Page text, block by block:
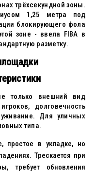
трёхсекундной зоны.
1,25 метра под
блокирующего фола
зоне - ввела FIBA в
разметку.
только внешний вид
долговечность
Для уличных
типа.
в укладке, но
Трескается при
требует обновления